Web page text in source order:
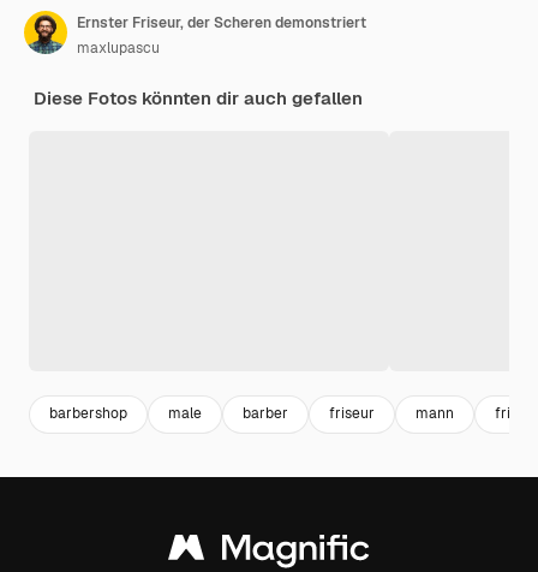
Ernster Friseur, der Scheren demonstriert
maxlupascu
Diese Fotos könnten dir auch gefallen
barbershop male barber friseur mann